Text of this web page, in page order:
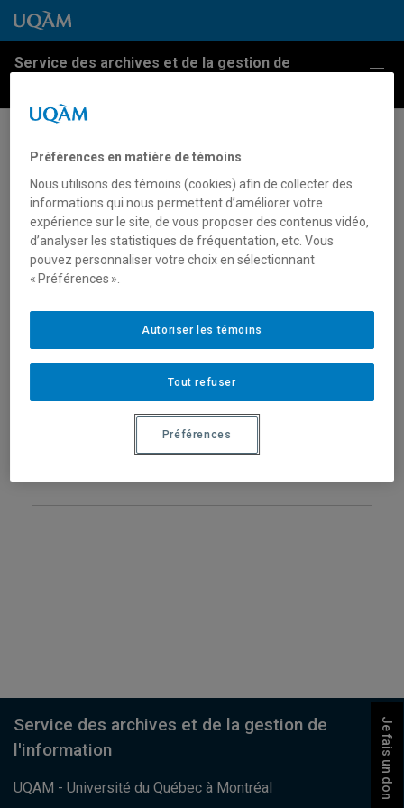
Passer au contenu
Accéder au menu principal
Accéder à la recherche
Passer au contenu
Accéder au menu principal
Service des archives et de la gestion de
Constellio (soutien aux
unités)
POUR PERSONNEL ADMINISTRATIF
Ce service permet de soutenir les unités sur le
OBTENIR LE SERVICE
archives@uqam.ca
Par téléphone
Je fais un don
UQAM - Université du Québec à Montréal
Service des archives et de la gestion de
l'information
Préférences en matière de témoins
Nous utilisons des témoins (cookies) afin de collecter des
informations qui nous permettent d’améliorer votre
expérience sur le site, de vous proposer des contenus vidéo,
d’analyser les statistiques de fréquentation, etc. Vous
pouvez personnaliser votre choix en sélectionnant
« Préférences ».
Tout refuser
Autoriser les témoins
Préférences